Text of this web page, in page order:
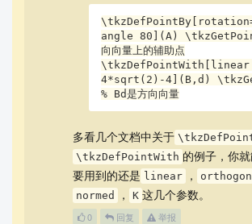
angle 80](A)
向向量上的辅助点
\tkzDefPointWith[linear
4*sqrt(2)-4](B,d)
% Bd是方向向量
多看几个文档中关于
\tkzDefPointWith 的例子，你
要用到的还是 linear ，
normed ， K 这几个参数。
0 回复 举报